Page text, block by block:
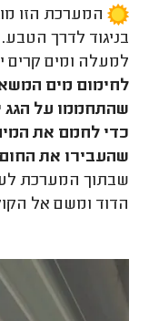
המערכת הזו
בניגוד לדרך
למעלה ומים קרים
לחימום מים
שהתחממו על הגג
כדי לחמם את
שהעבירו את
שבתוך המערכת
הדוד ומשם אל